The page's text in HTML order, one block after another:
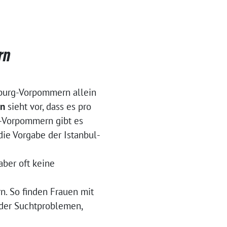
Vorpommern allein
sieht vor, dass es pro
gibt es
Vorgabe der Istanbul-
oft keine
So finden Frauen mit
Suchtproblemen,